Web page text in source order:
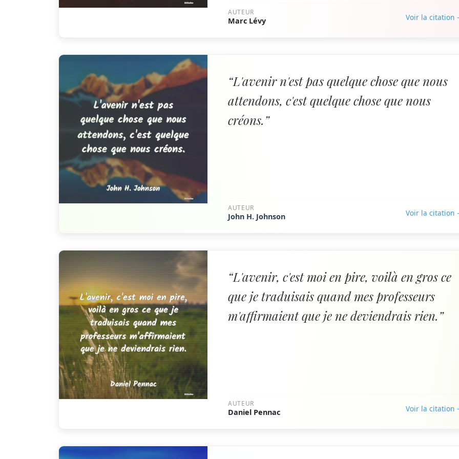
AUTEUR
Marc Lévy Voir la citation
“L'avenir n'est pas quelque chose que nous
attendons, c'est quelque chose que nous
créons.”
AUTEUR
John H. Johnson Voir la citation
“L'avenir, c'est moi en pire, voilà en gros ce
que je traduisais quand mes professeurs
m'affirmaient que je ne deviendrais rien.”
AUTEUR
Daniel Pennac Voir la citation